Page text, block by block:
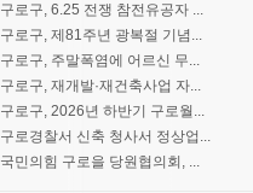
구로구, 6.25 전쟁 참전유공자 ...
구로구, 제81주년 광복절 기념...
구로구, 주말폭염에 어르신 무...
구로구, 재개발·재건축사업 자...
구로구, 2026년 하반기 구로월...
구로경찰서 신축 청사서 정상업...
국민의힘 구로을 당원협의회, ...